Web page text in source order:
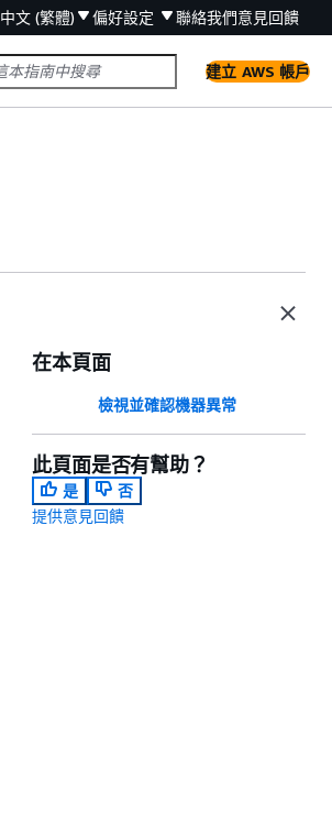
中文 (繁體) 偏好設定 聯絡我們意見回饋
建立 AWS 帳戶
在本頁面
檢視並確認機器異常
此頁面是否有幫助？
是
否
提供意見回饋